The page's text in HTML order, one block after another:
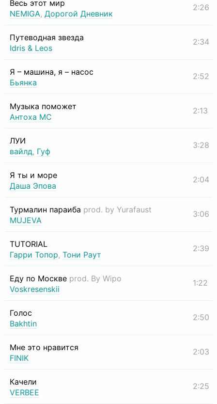
Весь этот мир
NEMIGA, Дорогой Дневник
2:26
Путеводная звезда
Idris & Leos
2:34
Я – машина, я – насос
Бьянка
2:52
Музыка поможет
Антоха МС
2:13
ЛУИ
вайлд, Гуф
3:28
Я ты и море
Даша Эпова
2:04
Турмалин параиба prod. by Yurafaust
MUJEVA
3:06
TUTORIAL
Гарри Топор, Тони Раут
2:39
Еду по Москве prod. By Wipo
Voskresenskii
1:22
Голос
Bakhtin
2:50
Мне это нравится
FINIK
2:03
Качели
VERBEE
2:25